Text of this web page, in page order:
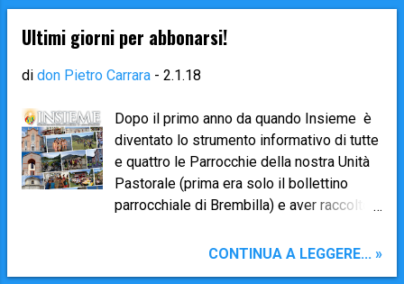
tante e sempre più numerose iniziative
comuni. Speriamo quindi che gli abbonati
possano crescere in numero, in ciascuna
Parrocchia! 👉 L’ abbonamento ordinario
numeri (mensile durante l’anno pastorale e
2 numeri bimestrali durante l’estate) al
notiziario Insieme + L’Angelo in Famiglia
* ha un costo di 35,00€ (Euro
trentacinque/00) annuali . 👉 Chi volesse
versando una quota annuale di 40,00€
Ultimi giorni per abbonarsi!
di don Pietro Carrara - 2.1.18
Dopo il primo anno da quando Insieme è
diventato lo strumento informativo di tutte
e quattro le Parrocchie della nostra Unità
Pastorale (prima era solo il bollettino
parrocchiale di Brembilla) e aver raccolto
momento di rinnovare l’adesione per i già
CONTINUA A LEGGERE... »